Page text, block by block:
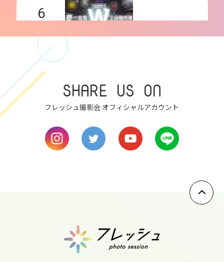
6
7
sun
9
SHARE US ON
フレッシュ撮影会 オフィシャルアカウント